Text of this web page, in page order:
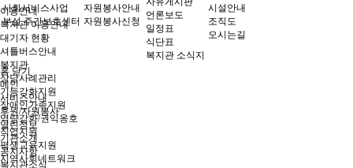
이용안내
복지관 이용안내
대기자 현황
셔틀버스안내
복지관
상담사례관리
기능강화지원
장애인가족지원
역량강화/권익옹호
직업지원
평생교육지원
지역사회네트워크
사회서비스사업
부설 주간보호센터
자원봉사안내
자원봉사신청
언론보도
일정표
식단표
복지관 소식지
시설안내
조직도
오시는길
홈 닫기
메인
서비스안내
후원/자원봉사
열린정보
기관소개
공지사항
복지관소식